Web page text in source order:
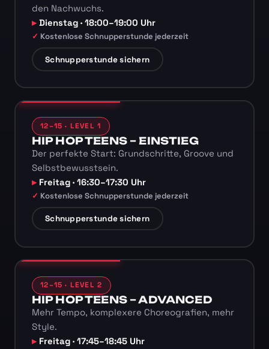
den Nachwuchs.
Dienstag · 18:00–19:00 Uhr
Kostenlose Schnupperstunde jederzeit
Schnupperstunde sichern
12–15 · LEVEL 1
HIP HOP TEENS – EINSTIEG
Der perfekte Start: Grundschritte, Groove und
Selbstbewusstsein.
Freitag · 16:30–17:30 Uhr
Kostenlose Schnupperstunde jederzeit
Schnupperstunde sichern
12–15 · LEVEL 2
HIP HOP TEENS – ADVANCED
Mehr Tempo, komplexere Choreografien, mehr
Style.
Freitag · 17:45–18:45 Uhr